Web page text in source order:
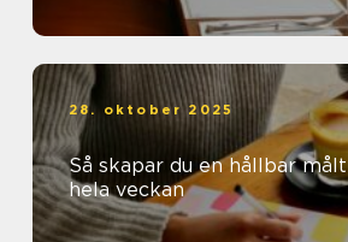
28. oktober 2025
Så skapar du en hållbar
hela veckan